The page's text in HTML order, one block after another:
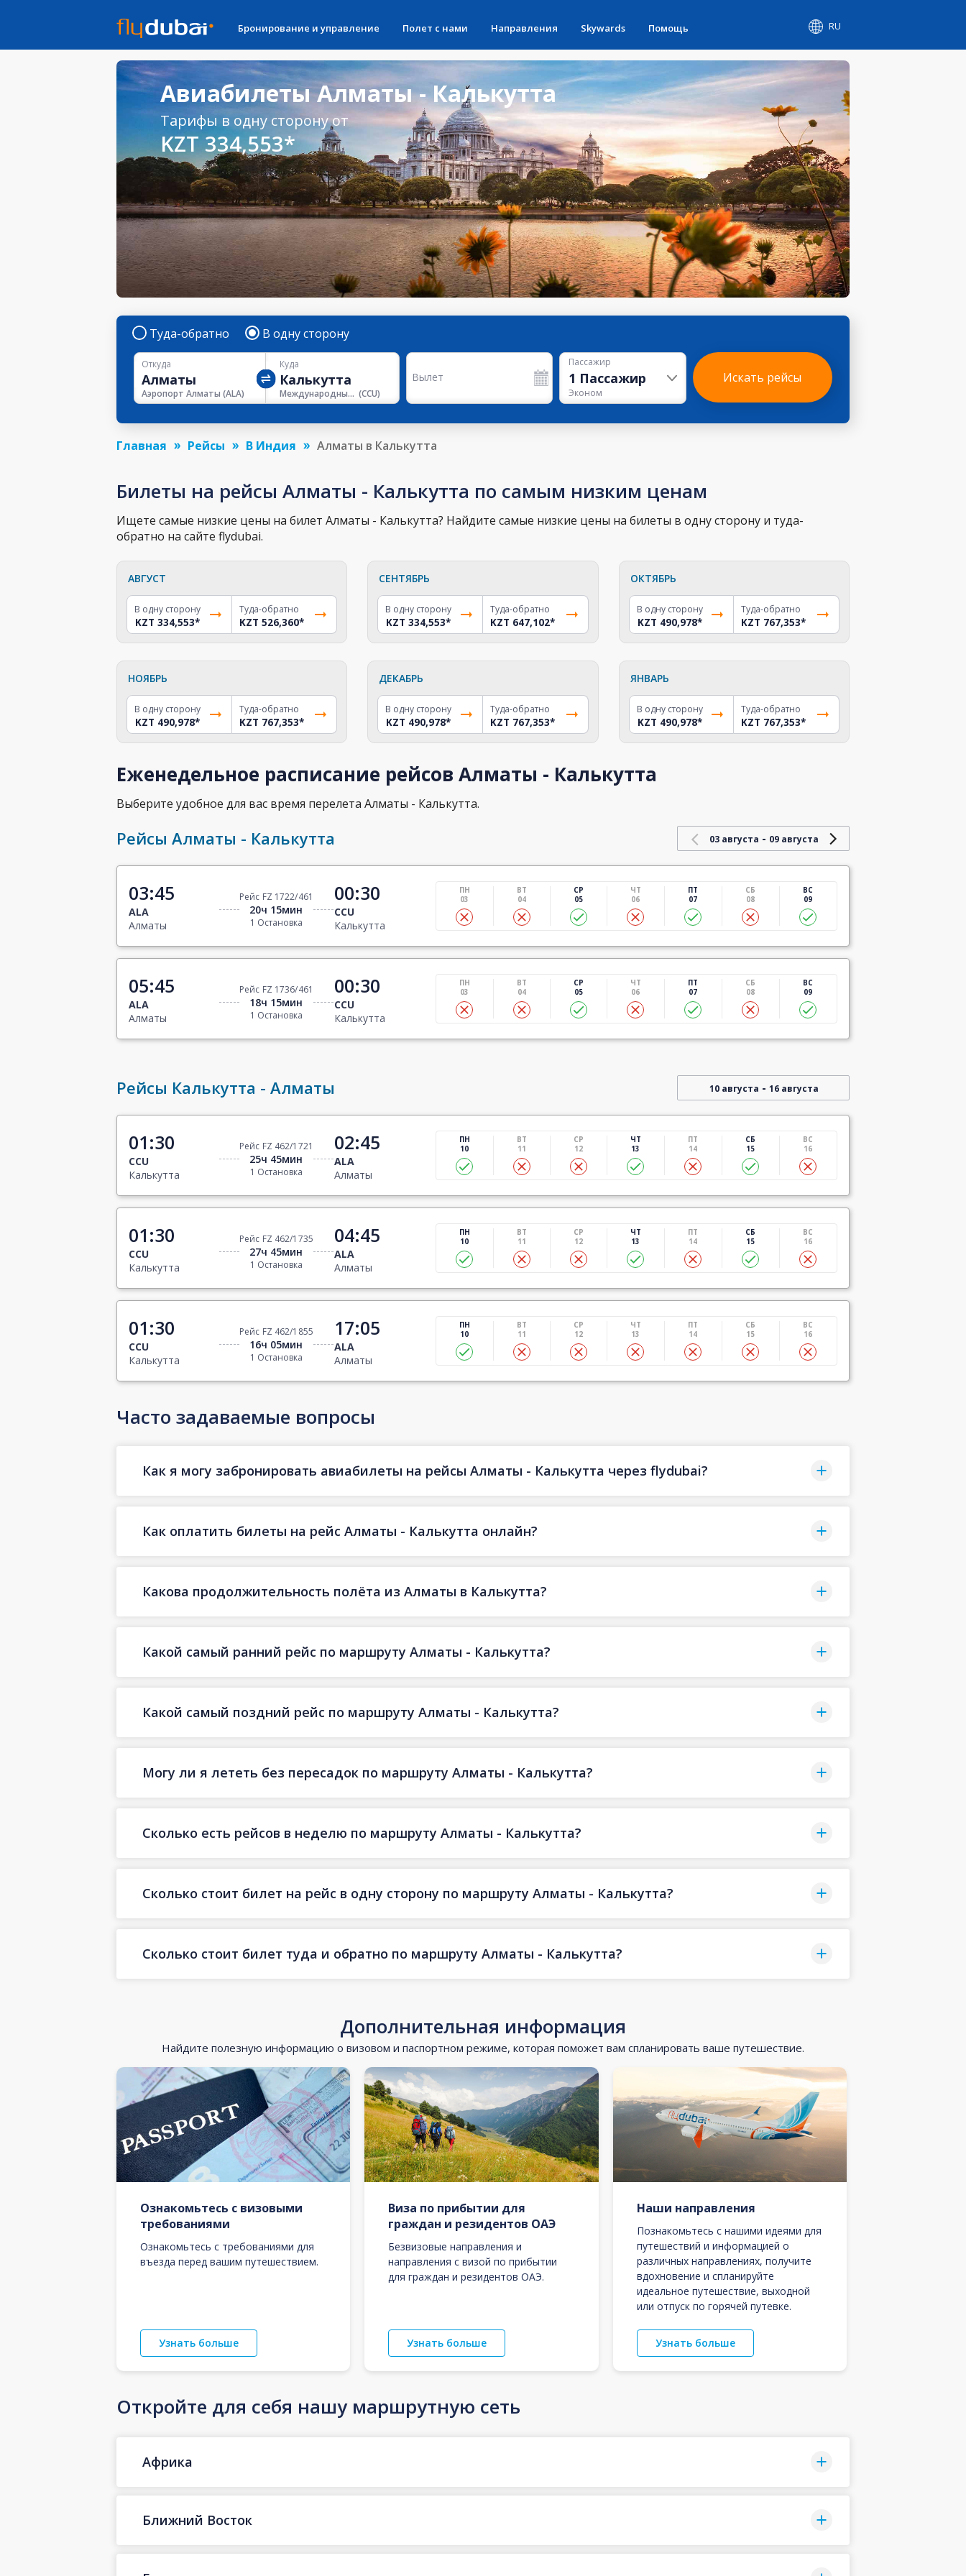
Бронирование и управление Полет с нами Направления Skywards Помощь RU
Авиабилеты Алматы - Калькутта
Тарифы в одну сторону от
KZT 334,553*
Туда-обратно В одну сторону
Откуда
Аэропорт Алматы (ALA)
Куда
Международный аэропорт Нетаджи Субхаса Чандры Боса (CCU)
Вылет
Пассажир
1 Пассажир
Эконом
Искать рейсы
Главная Рейсы В Индия Алматы в Калькутта
Билеты на рейсы Алматы - Калькутта по самым низким ценам
Ищете самые низкие цены на билет Алматы - Калькутта? Найдите самые низкие цены на билеты в одну сторону и туда-
обратно на сайте flydubai.
АВГУСТ
В одну сторону
KZT 334,553*
Туда-обратно
KZT 526,360*
СЕНТЯБРЬ
В одну сторону
KZT 334,553*
Туда-обратно
KZT 647,102*
ОКТЯБРЬ
В одну сторону
KZT 490,978*
Туда-обратно
KZT 767,353*
НОЯБРЬ
В одну сторону
KZT 490,978*
Туда-обратно
KZT 767,353*
ДЕКАБРЬ
В одну сторону
KZT 490,978*
Туда-обратно
KZT 767,353*
ЯНВАРЬ
В одну сторону
KZT 490,978*
Туда-обратно
KZT 767,353*
Еженедельное расписание рейсов Алматы - Калькутта
Выберите удобное для вас время перелета Алматы - Калькутта.
Рейсы Алматы - Калькутта 03 августа - 09 августа
03:45
ALA
Алматы
Рейс FZ 1722/461
20ч 15мин
1 Остановка
00:30
CCU
Калькутта
ПН
03
ВТ
04
СР
05
ЧТ
06
ПТ
07
СБ
08
ВС
09
05:45
ALA
Алматы
Рейс FZ 1736/461
18ч 15мин
1 Остановка
00:30
CCU
Калькутта
ПН
03
ВТ
04
СР
05
ЧТ
06
ПТ
07
СБ
08
ВС
09
Рейсы Калькутта - Алматы 10 августа - 16 августа
01:30
CCU
Калькутта
Рейс FZ 462/1721
25ч 45мин
1 Остановка
02:45
ALA
Алматы
ПН
10
ВТ
11
СР
12
ЧТ
13
ПТ
14
СБ
15
ВС
16
01:30
CCU
Калькутта
Рейс FZ 462/1735
27ч 45мин
1 Остановка
04:45
ALA
Алматы
ПН
10
ВТ
11
СР
12
ЧТ
13
ПТ
14
СБ
15
ВС
16
01:30
CCU
Калькутта
Рейс FZ 462/1855
16ч 05мин
1 Остановка
17:05
ALA
Алматы
ПН
10
ВТ
11
СР
12
ЧТ
13
ПТ
14
СБ
15
ВС
16
Часто задаваемые вопросы
Как я могу забронировать авиабилеты на рейсы Алматы - Калькутта через flydubai?
Как оплатить билеты на рейс Алматы - Калькутта онлайн?
Какова продолжительность полёта из Алматы в Калькутта?
Какой самый ранний рейс по маршруту Алматы - Калькутта?
Какой самый поздний рейс по маршруту Алматы - Калькутта?
Могу ли я лететь без пересадок по маршруту Алматы - Калькутта?
Сколько есть рейсов в неделю по маршруту Алматы - Калькутта?
Сколько стоит билет на рейс в одну сторону по маршруту Алматы - Калькутта?
Сколько стоит билет туда и обратно по маршруту Алматы - Калькутта?
Дополнительная информация
Найдите полезную информацию о визовом и паспортном режиме, которая поможет вам спланировать ваше путешествие.
Ознакомьтесь с визовыми
требованиями
Ознакомьтесь с требованиями для
въезда перед вашим путешествием.
Узнать больше
Виза по прибытии для
граждан и резидентов ОАЭ
Безвизовые направления и
направления с визой по прибытии
для граждан и резидентов ОАЭ.
Узнать больше
Наши направления
Познакомьтесь с нашими идеями для
путешествий и информацией о
различных направлениях, получите
вдохновение и спланируйте
идеальное путешествие, выходной
или отпуск по горячей путевке.
Узнать больше
Откройте для себя нашу маршрутную сеть
Африка
Ближний Восток